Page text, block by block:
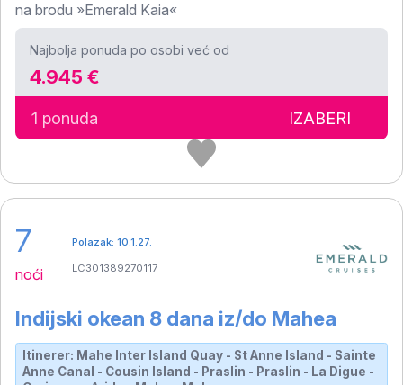
na brodu »Emerald Kaia«
Najbolja ponuda po osobi već od
4.945 €
1 ponuda IZABERI
7
noći
Indijski okean 8 dana iz/do Mahea
Itinerer: Mahe Inter Island Quay - St Anne Island - Sainte
Anne Canal - Cousin Island - Praslin - Praslin - La Digue -
Polazak: 10.1.27.
LC301389270117